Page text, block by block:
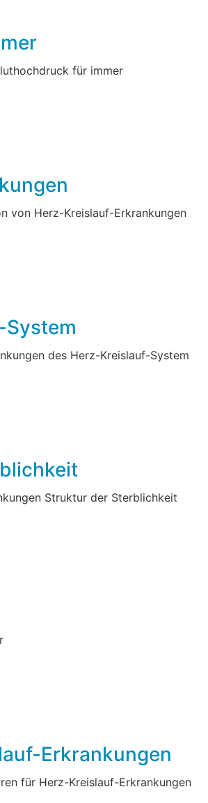
für immer
von Herz-Kreislauf-Erkrankungen
System
des Herz-Kreislauf-System
Struktur der Sterblichkeit
Erkrankungen
für Herz-Kreislauf-Erkrankungen